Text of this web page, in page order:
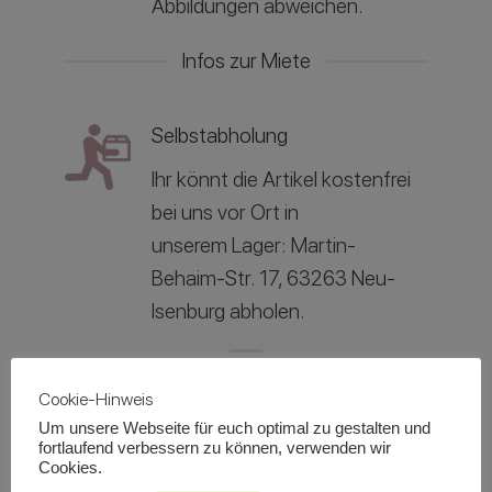
Abbildungen abweichen.
Infos zur Miete
Selbstabholung
Ihr könnt die Artikel kostenfrei
bei uns vor Ort in
unserem Lager: Martin-
Behaim-Str. 17, 63263 Neu-
Isenburg abholen.
Die Kosten für die Lieferung
Cookie-Hinweis
Um unsere Webseite für euch optimal zu gestalten und
fortlaufend verbessern zu können, verwenden wir
Cookies.